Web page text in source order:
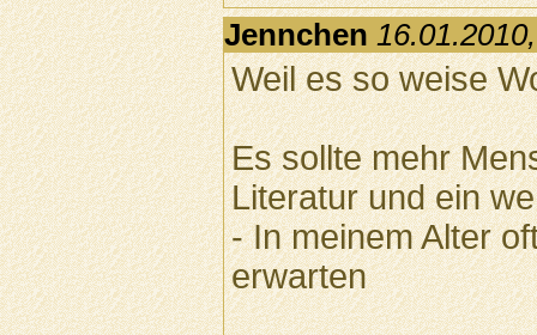
Jennchen
Weil es so weise
Es sollte mehr
Literatur und ein
- In meinem Alter
erwarten